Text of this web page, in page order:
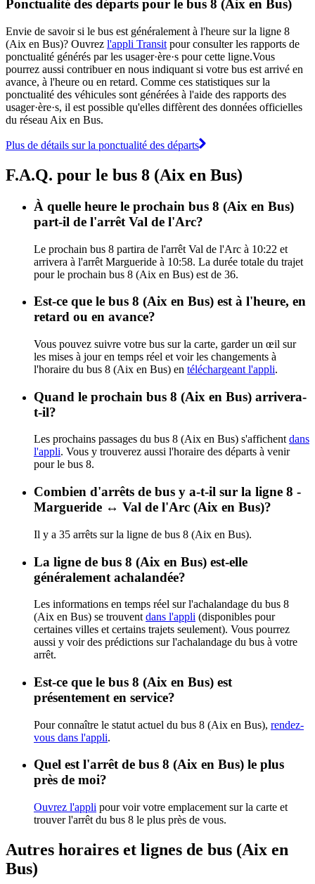
Ponctualité des départs pour le bus 8 (Aix en Bus)
Envie de savoir si le bus est généralement à l'heure sur la ligne 8
(Aix en Bus)? Ouvrez l'appli Transit pour consulter les rapports de
ponctualité générés par les usager·ère·s pour cette ligne.Vous
pourrez aussi contribuer en nous indiquant si votre bus est arrivé en
avance, à l'heure ou en retard. Comme ces statistiques sur la
ponctualité des véhicules sont générées à l'aide des rapports des
usager·ère·s, il est possible qu'elles diffèrent des données officielles
du réseau Aix en Bus.
Plus de détails sur la ponctualité des départs
F.A.Q. pour le bus 8 (Aix en Bus)
À quelle heure le prochain bus 8 (Aix en Bus)
part-il de l'arrêt Val de l'Arc?
Le prochain bus 8 partira de l'arrêt Val de l'Arc à 10:22 et
arrivera à l'arrêt Margueride à 10:58. La durée totale du trajet
pour le prochain bus 8 (Aix en Bus) est de 36.
Est-ce que le bus 8 (Aix en Bus) est à l'heure, en
retard ou en avance?
Vous pouvez suivre votre bus sur la carte, garder un œil sur
les mises à jour en temps réel et voir les changements à
l'horaire du bus 8 (Aix en Bus) en téléchargeant l'appli.
Quand le prochain bus 8 (Aix en Bus) arrivera-
t-il?
Les prochains passages du bus 8 (Aix en Bus) s'affichent dans
l'appli. Vous y trouverez aussi l'horaire des départs à venir
pour le bus 8.
Combien d'arrêts de bus y a-t-il sur la ligne 8 -
Margueride ↔ Val de l'Arc (Aix en Bus)?
Il y a 35 arrêts sur la ligne de bus 8 (Aix en Bus).
La ligne de bus 8 (Aix en Bus) est-elle
généralement achalandée?
Les informations en temps réel sur l'achalandage du bus 8
(Aix en Bus) se trouvent dans l'appli (disponibles pour
certaines villes et certains trajets seulement). Vous pourrez
aussi y voir des prédictions sur l'achalandage du bus à votre
arrêt.
Est-ce que le bus 8 (Aix en Bus) est
présentement en service?
Pour connaître le statut actuel du bus 8 (Aix en Bus), rendez-
vous dans l'appli.
Quel est l'arrêt de bus 8 (Aix en Bus) le plus
près de moi?
Ouvrez l'appli pour voir votre emplacement sur la carte et
trouver l'arrêt du bus 8 le plus près de vous.
Autres horaires et lignes de bus (Aix en
Bus)